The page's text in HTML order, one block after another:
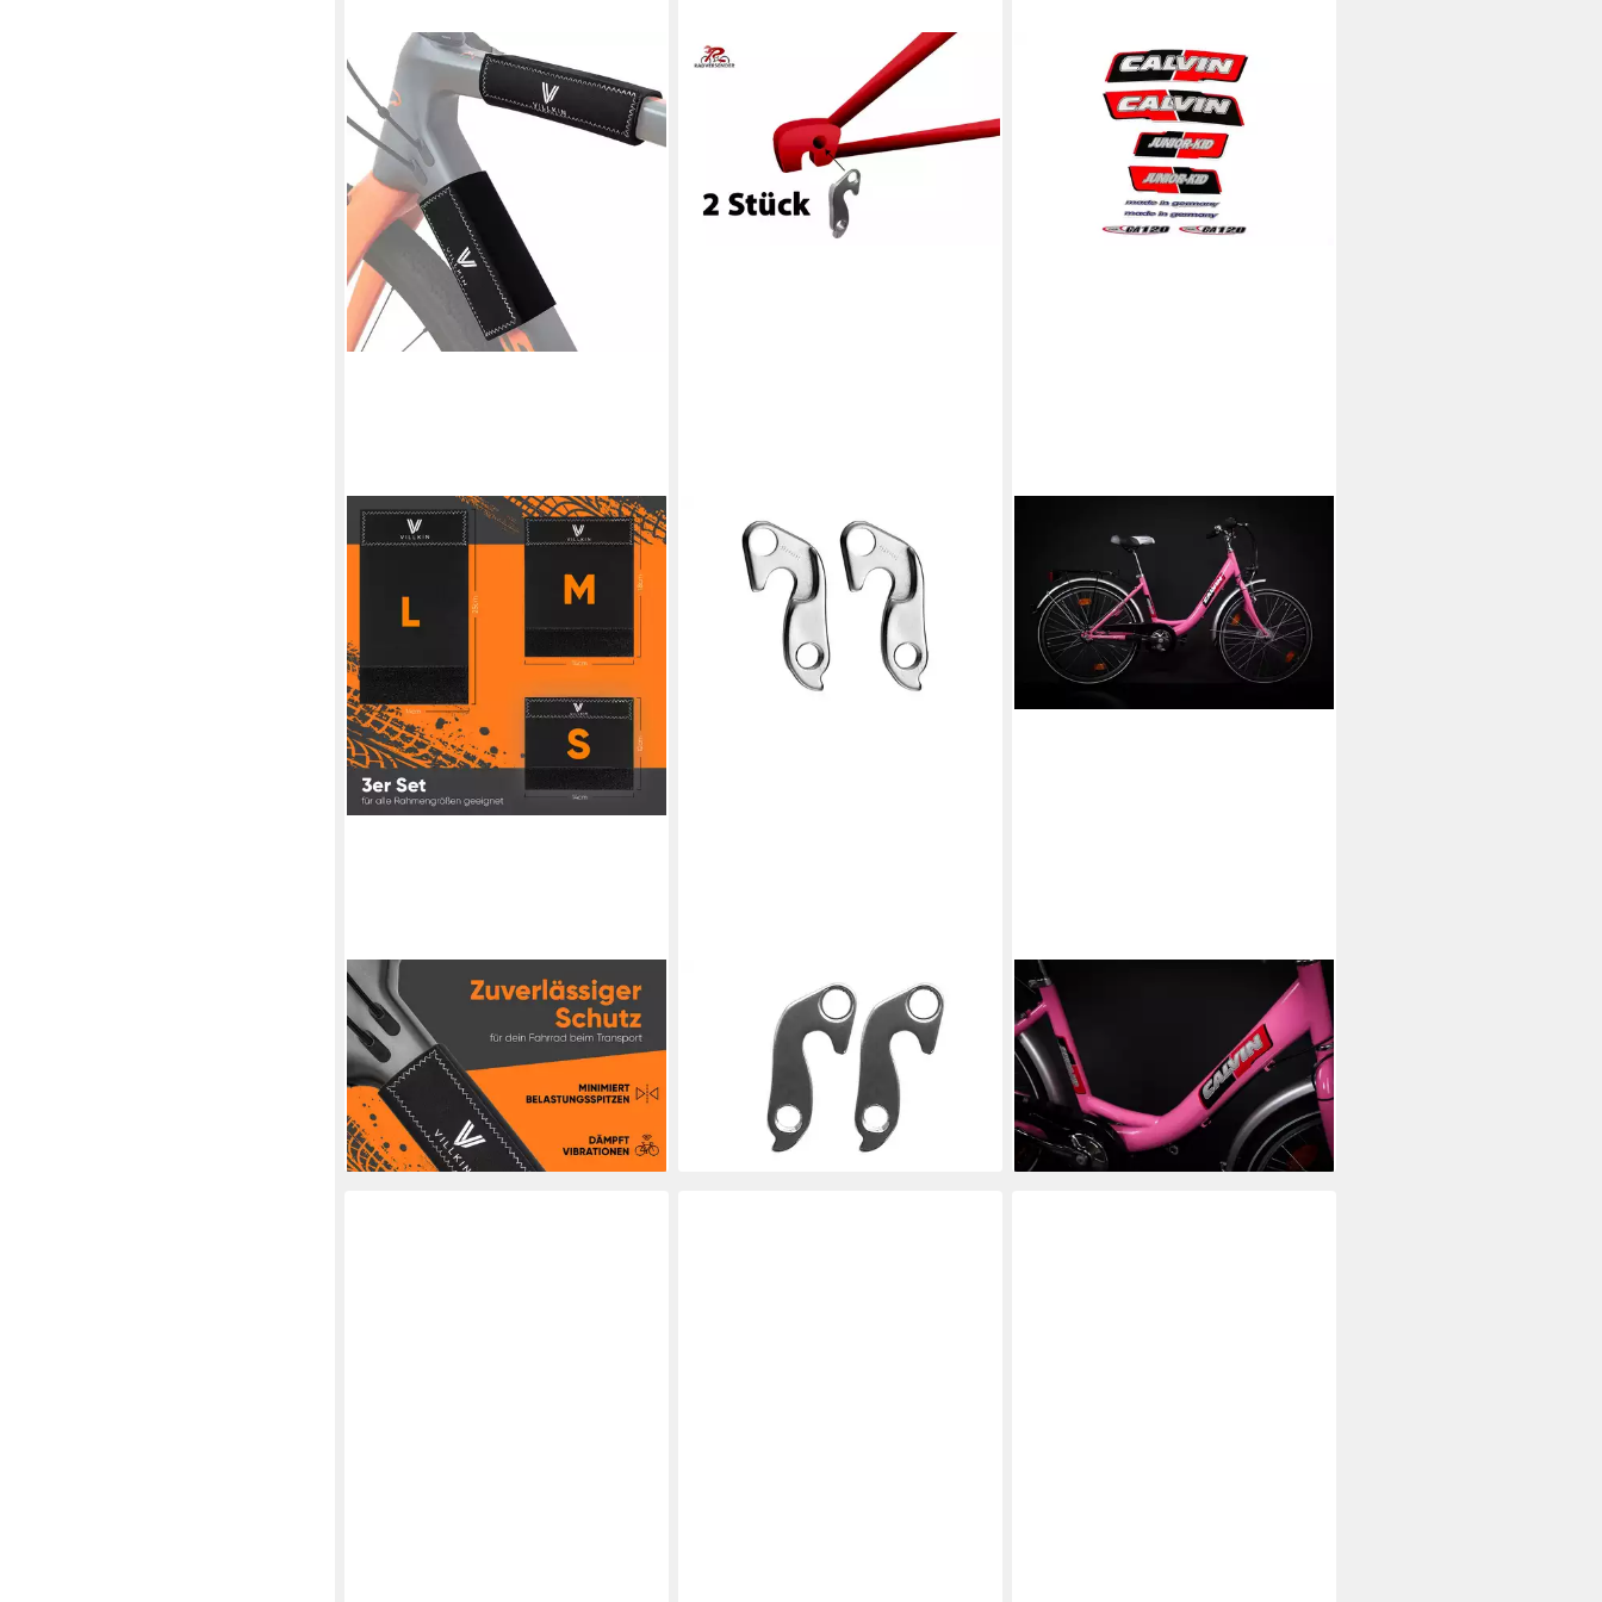
VILLKIN
Fahrradrahmen Schutz,
Rhamenschutzpolster,
Transportschutz, Rhamenschutzhülle
(3St), 3-er Set
12,99 €
lieferbar - in 6-8 Werktagen bei dir
Fahrradrahmen 2x Schaltauge Focus,
Kalkhoff, Raleigh GH-083 ohne
Schraubensatz
lieferbar - in 5-6 Werktagen bei dir
NON-BRANDED
Fahrradrahmen Fahrrad DEKOR Satz
Aufkleber Rahmen Sticker CALVIN
Label schwarz rot
6,99 €
lieferbar - in 5-6 Werktagen bei dir